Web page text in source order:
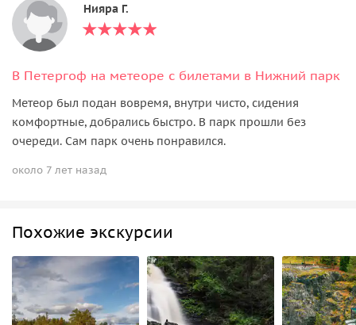
Нияра Г.
В Петергоф на метеоре с билетами в Нижний парк
Метеор был подан вовремя, внутри чисто, сидения
комфортные, добрались быстро. В парк прошли без
очереди. Сам парк очень понравился.
около 7 лет назад
Похожие экскурсии